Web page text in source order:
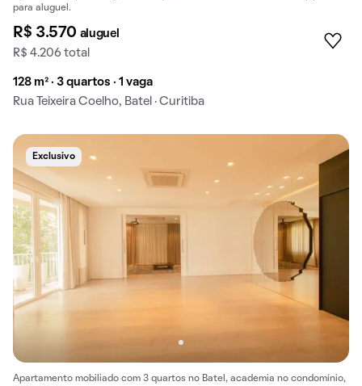
para aluguel.
R$ 3.570 aluguel
R$ 4.206 total
128 m² · 3 quartos · 1 vaga
Rua Teixeira Coelho, Batel · Curitiba
Exclusivo
Apartamento mobiliado com 3 quartos no Batel, academia no condomínio,